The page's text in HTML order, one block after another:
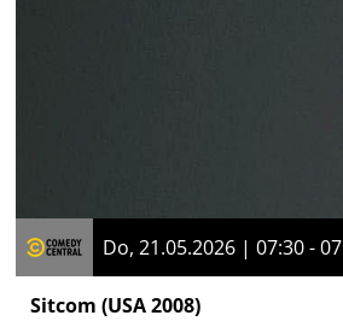
Do, 21.05.2026 | 07:30 -
Sitcom (USA 2008)